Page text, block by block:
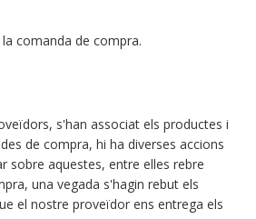
la comanda de compra.
s'han associat els productes i
de compra, hi ha diverses accions
sobre aquestes, entre elles rebre
una vegada s'hagin rebut els
el nostre proveïdor ens entrega els